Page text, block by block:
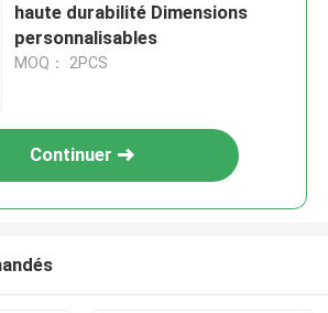
haute durabilité Dimensions
personnalisables
MOQ： 2PCS
Continuer